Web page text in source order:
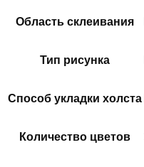
Область склеивания
Тип рисунка
Способ укладки холста
Количество цветов